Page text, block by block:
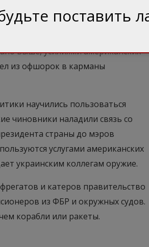
не приспешники Януковича, а
Гренадин – это, по идее, тоже
Которого почему-то так
выше, усилиями американских
из офшорок в карманы
научились пользоваться
чиновники наладили связь со
страны до мэров
услугами американских
украинским коллегам оружие.
и катеров правительство
из ФБР и окружных судов.
корабли или ракеты.
поставить